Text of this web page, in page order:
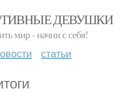
ДЕВУШКИ
мир - начни с себя!
статьи